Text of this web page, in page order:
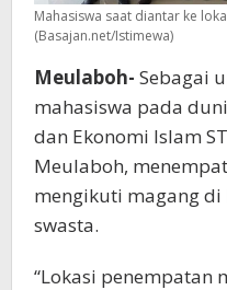
Mahasiswa saat diantar ke
(Basajan.net/Istimewa)
Meulaboh- Sebagai
mahasiswa pada
dan Ekonomi Islam
Meulaboh,
mengikuti magang
swasta.
“Lokasi penempatan